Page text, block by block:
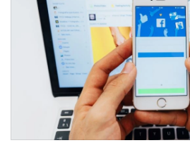
Management & HR
MGR Live
Infographic
การเมือง
ท่องเที่ยว
• ต่างประเทศ